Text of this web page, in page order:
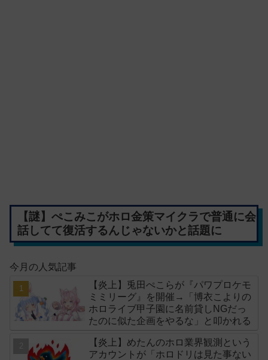
【謎】ぺこみこがホロ金策マイクラで普通に会
話してて復活するんじゃないかと話題に
今月の人気記事
【炎上】兎田ぺこらが『パワプロケモ
ミミリーグ』を開催→「博衣こよりの
ホロライブ甲子園に名前貸しNGだっ
たのに似た企画をやるな」と叩かれる
【炎上】めたんのホロ業界観測という
アカウントが「ホロドリは見た事ない